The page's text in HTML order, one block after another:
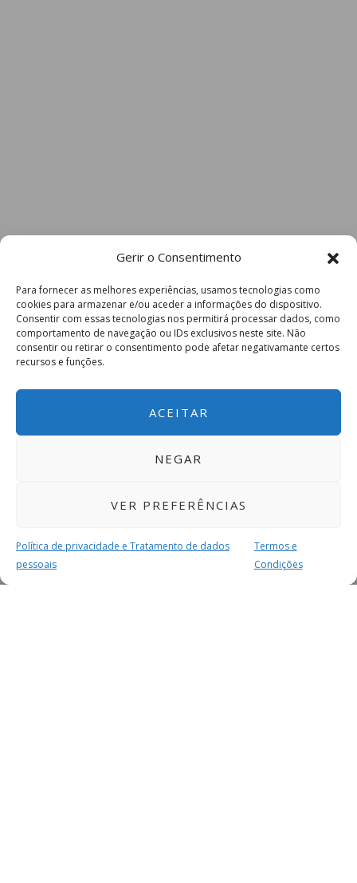
Gerir o Consentimento
Para fornecer as melhores experiências, usamos tecnologias como
cookies para armazenar e/ou aceder a informações do dispositivo.
Consentir com essas tecnologias nos permitirá processar dados, como
comportamento de navegação ou IDs exclusivos neste site. Não
consentir ou retirar o consentimento pode afetar negativamante certos
recursos e funções.
ACEITAR
NEGAR
VER PREFERÊNCIAS
Política de privacidade e Tratamento de dados
pessoais
Termos e
Condições